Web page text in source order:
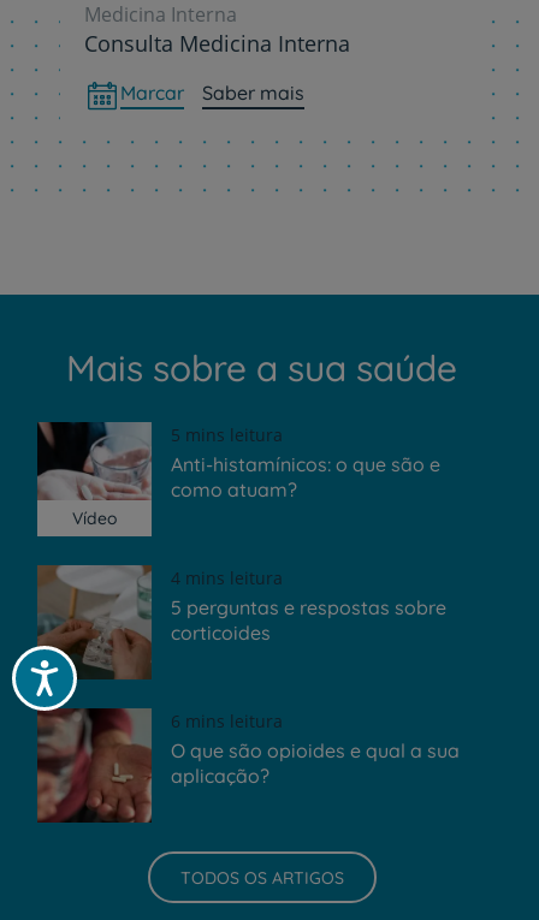
Acessibilidade
Medicina Interna
Consulta Medicina Interna
Marcar Saber mais
Mais sobre a sua saúde
Vídeo
5 mins leitura
Anti-histamínicos: o que são e
como atuam?
4 mins leitura
5 perguntas e respostas sobre
corticoides
6 mins leitura
O que são opioides e qual a sua
aplicação?
TODOS OS ARTIGOS